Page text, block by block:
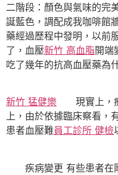
二階段：顏色與氣味的完
誕藍色，調配成我咖啡館
藥經過歷程中發明，以前
了，血壓新竹 高血脂開端
吃了幾年的抗高血壓藥為
新竹 猛健樂 現實上，療
上，由於依據臨床察看，
患者血壓難員工診所 健檢
疾病變更 有些患者在